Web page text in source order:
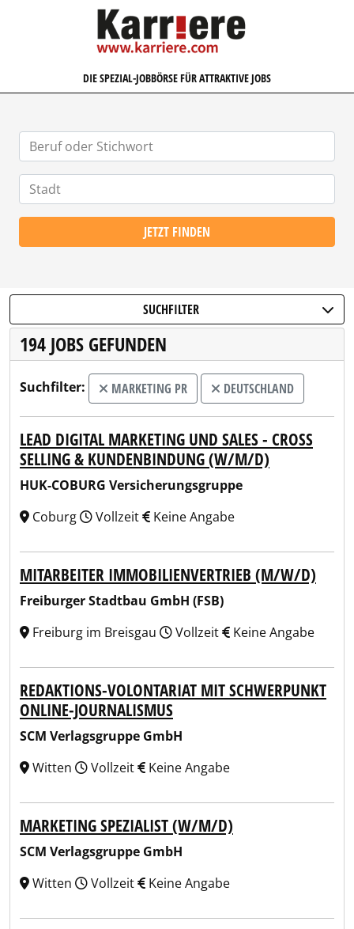
KARRIERE.COM
DIE SPEZIAL-JOBBÖRSE FÜR ATTRAKTIVE JOBS
JETZT FINDEN
SUCHFILTER
194 JOBS GEFUNDEN
Suchfilter: MARKETING PR DEUTSCHLAND
LEAD DIGITAL MARKETING UND SALES - CROSS
SELLING & KUNDENBINDUNG (W/M/D)
HUK-COBURG Versicherungsgruppe
Coburg
Vollzeit Keine Angabe
MITARBEITER IMMOBILIENVERTRIEB (M/W/D)
Freiburger Stadtbau GmbH (FSB)
Freiburg im Breisgau
Vollzeit Keine Angabe
REDAKTIONS-VOLONTARIAT MIT SCHWERPUNKT
ONLINE-JOURNALISMUS
SCM Verlagsgruppe GmbH
Witten
Vollzeit Keine Angabe
MARKETING SPEZIALIST (W/M/D)
SCM Verlagsgruppe GmbH
Witten
Vollzeit Keine Angabe